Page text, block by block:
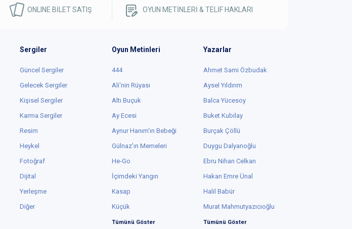
ONLINE BİLET SATIŞ OYUN METİNLERİ & TELİF HAKLARI
Sergiler
Güncel Sergiler
Gelecek Sergiler
Kişisel Sergiler
Karma Sergiler
Resim
Heykel
Fotoğraf
Dijital
Yerleşme
Diğer
Oyun Metinleri
444
Ali'nin Rüyası
Altı Buçuk
Ay Ecesi
Aynur Hanım'ın Bebeği
Gülnaz'ın Memeleri
He-Go
İçimdeki Yangın
Kasap
Küçük
Tümünü Göster
Yazarlar
Ahmet Sami Özbudak
Aysel Yıldırım
Balca Yücesoy
Buket Kubilay
Burçak Çöllü
Duygu Dalyanoğlu
Ebru Nihan Celkan
Hakan Emre Ünal
Halil Babür
Murat Mahmutyazıcıoğlu
Tümünü Göster